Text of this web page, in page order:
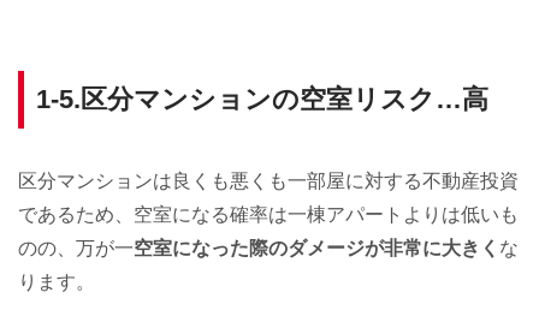
1-5.区分マンションの空室リスク…高
区分マンションは良くも悪くも一部屋に対する不動産投資
であるため、空室になる確率は一棟アパートよりは低いも
のの、万が一空室になった際のダメージが非常に大きく な
ります。